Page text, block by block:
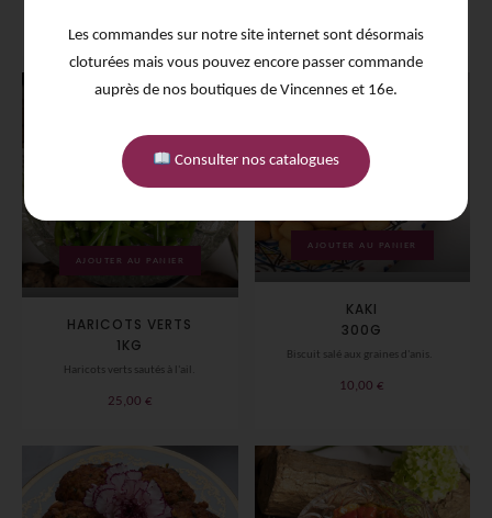
Les commandes sur notre site internet sont désormais
cloturées mais vous pouvez encore passer commande
auprès de nos boutiques de Vincennes et 16e.
Consulter nos catalogues
AJOUTER AU PANIER
HARICOTS VERTS
1KG
Haricots verts sautés à l'ail.
25,00 €
AJOUTER AU PANIER
KAKI
300G
Biscuit salé aux graines d'anis.
10,00€